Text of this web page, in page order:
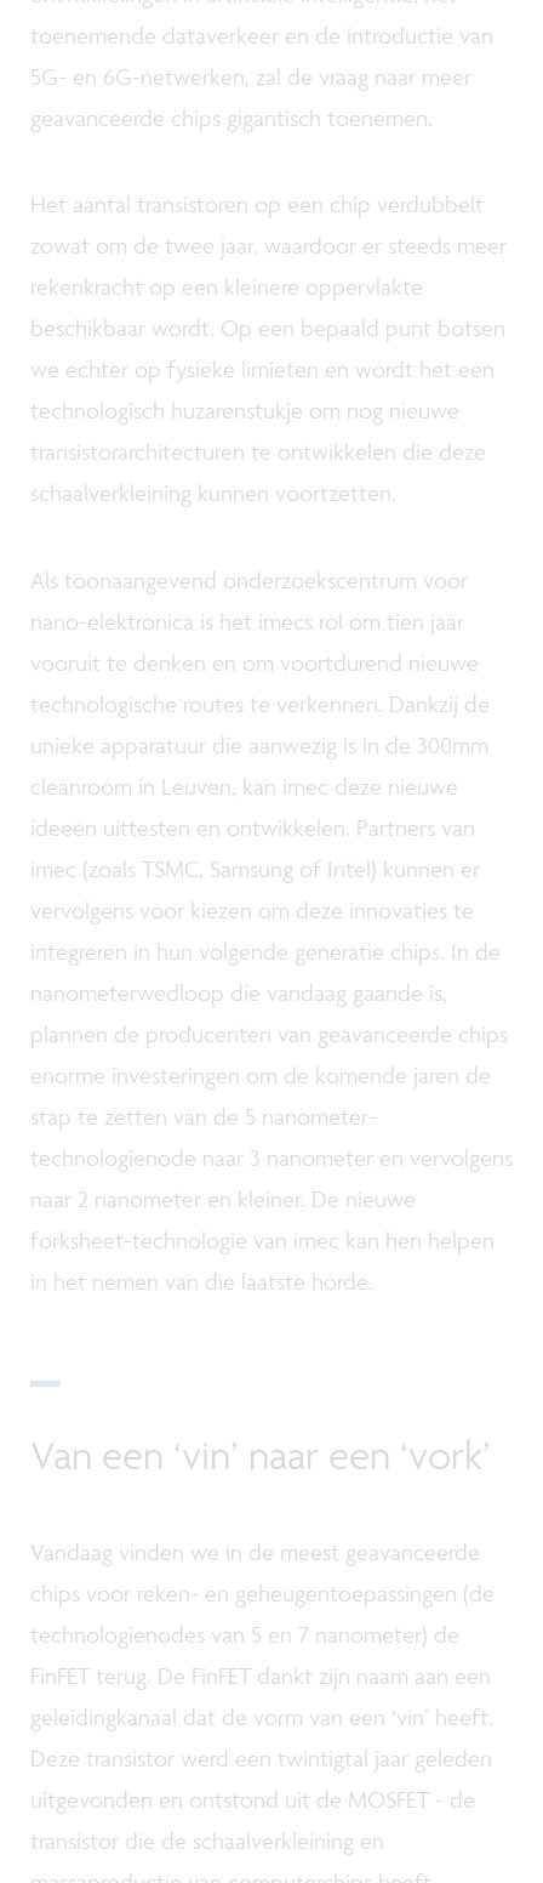
toenemende dataverkeer en de introductie van
5G- en 6G-netwerken, zal de vraag naar meer
geavanceerde chips gigantisch toenemen.
Het aantal transistoren op een chip verdubbelt
zowat om de twee jaar, waardoor er steeds meer
rekenkracht op een kleinere oppervlakte
beschikbaar wordt. Op een bepaald punt botsen
we echter op fysieke limieten en wordt het een
technologisch huzarenstukje om nog nieuwe
transistorarchitecturen te ontwikkelen die deze
schaalverkleining kunnen voortzetten.
Als toonaangevend onderzoekscentrum voor
nano-elektronica is het imecs rol om tien jaar
vooruit te denken en om voortdurend nieuwe
technologische routes te verkennen. Dankzij de
unieke apparatuur die aanwezig is in de 300mm
cleanroom in Leuven, kan imec deze nieuwe
ideeën uittesten en ontwikkelen. Partners van
imec (zoals TSMC, Samsung of Intel) kunnen er
vervolgens voor kiezen om deze innovaties te
integreren in hun volgende generatie chips. In de
nanometerwedloop die vandaag gaande is,
plannen de producenten van geavanceerde chips
enorme investeringen om de komende jaren de
stap te zetten van de 5 nanometer-
technologienode naar 3 nanometer en vervolgens
naar 2 nanometer en kleiner. De nieuwe
forksheet-technologie van imec kan hen helpen
in het nemen van die laatste horde.
Van een ‘vin’ naar een ‘vork’
Vandaag vinden we in de meest geavanceerde
chips voor reken- en geheugentoepassingen (de
technologienodes van 5 en 7 nanometer) de
FinFET terug. De FinFET dankt zijn naam aan een
geleidingkanaal dat de vorm van een ‘vin’ heeft.
Deze transistor werd een twintigtal jaar geleden
uitgevonden en ontstond uit de MOSFET - de
transistor die de schaalverkleining en